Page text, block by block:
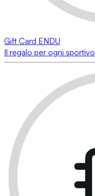
Gift Card ENDU
Il regalo per ogni sportivo